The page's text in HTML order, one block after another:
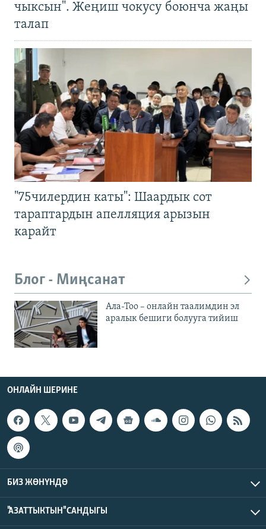
чыксын". Жеңиш чокусу боюнча жаңы
талап
"75чилердин каты": Шаардык сот
тараптардын апелляция арызын
карайт
Блог - Миңсанат
Ала-Тоо – онлайн таалимдин эл
аралык бешиги болууга тийиш
ОНЛАЙН ШЕРИНЕ
БИЗ ЖӨНҮНДӨ
"АЗАТТЫКТЫН" САНДЫГЫ